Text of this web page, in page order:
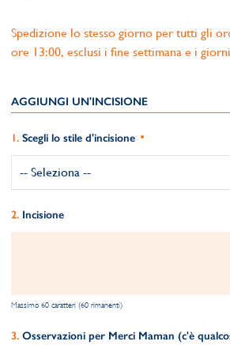
Spedizione lo stesso giorno per tutti gli
ore 13:00, esclusi i fine settimana e i
AGGIUNGI UN'INCISIONE
Scegli lo stile d'incisione
Incisione
Massimo 60 caratteri (60 rimanenti)
Osservazioni per Merci Maman (c'è